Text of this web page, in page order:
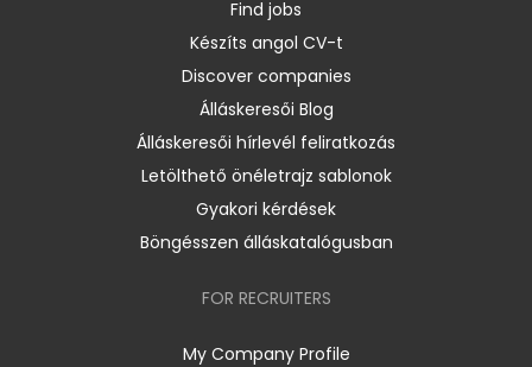
Find jobs
Készíts angol CV-t
Discover companies
Álláskeresői Blog
Álláskeresői hírlevél feliratkozás
Letölthető önéletrajz sablonok
Gyakori kérdések
Böngésszen álláskatalógusban
FOR RECRUITERS
My Company Profile